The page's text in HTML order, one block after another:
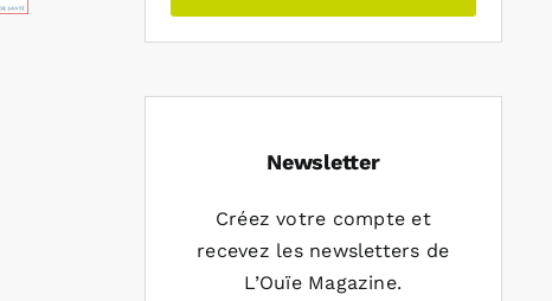
Newsletter
Créez votre compte et
recevez les newsletters de
L’Ouïe Magazine.